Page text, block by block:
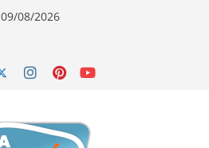
09/08/2026